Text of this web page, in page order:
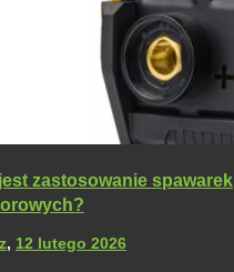
zastosowanie spawarek
, 12 lutego 2026